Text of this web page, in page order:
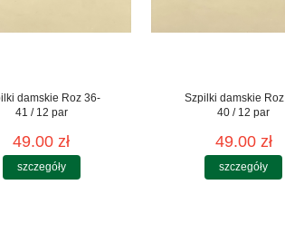
damskie Roz 36-
41 / 12 par
49.00 zł
szczegóły
Szpilki damskie
40 / 12 par
49.00 zł
szczegóły